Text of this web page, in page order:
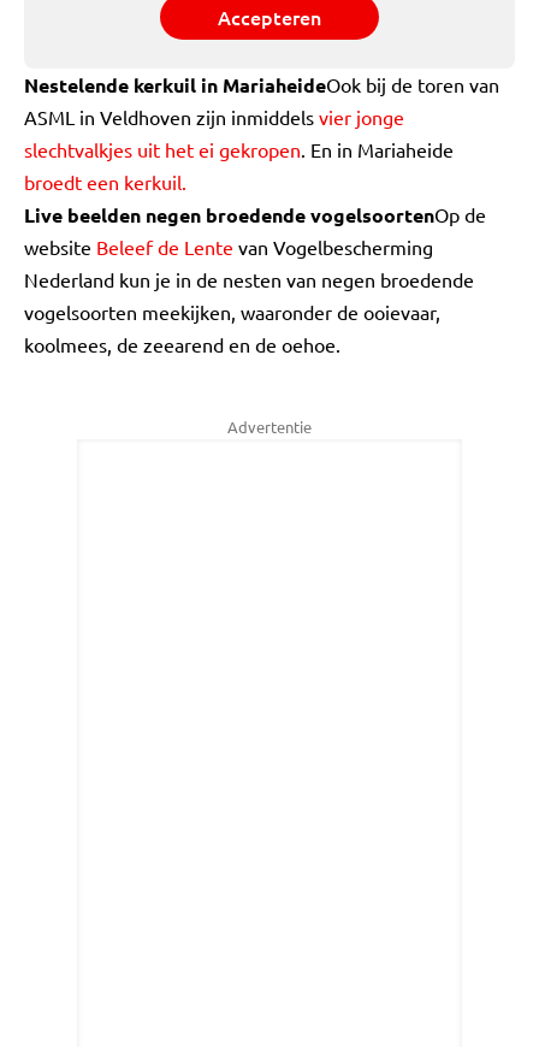
Accepteren
Nestelende kerkuil in MariaheideOok bij de toren van
ASML in Veldhoven zijn inmiddels vier jonge
slechtvalkjes uit het ei gekropen. En in Mariaheide
broedt een kerkuil.
Live beelden negen broedende vogelsoortenOp de
website Beleef de Lente van Vogelbescherming
Nederland kun je in de nesten van negen broedende
vogelsoorten meekijken, waaronder de ooievaar,
koolmees, de zeearend en de oehoe.
Advertentie